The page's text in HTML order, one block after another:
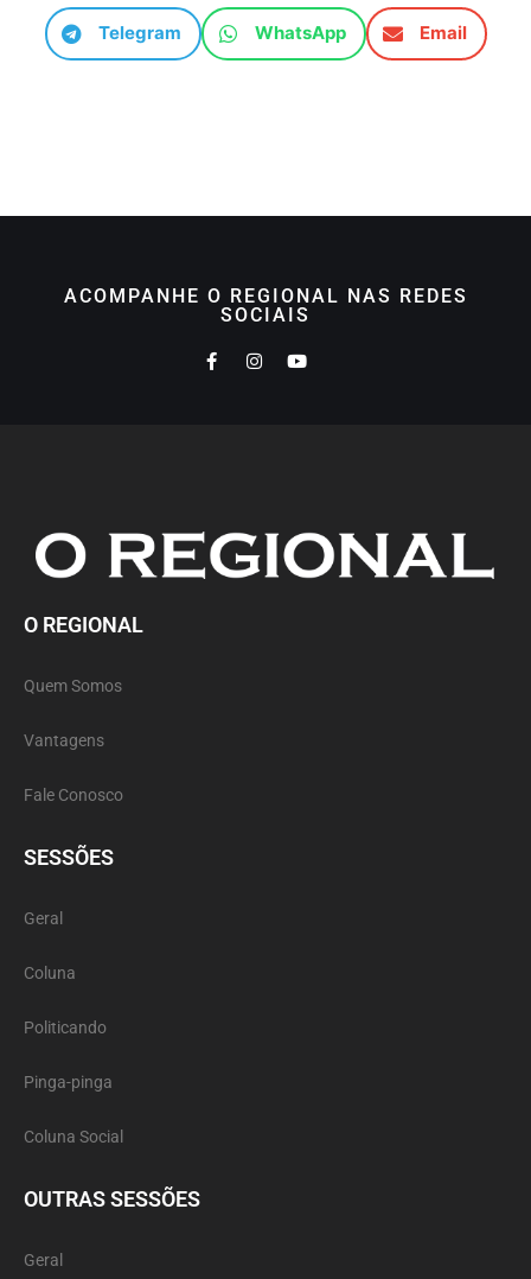
Telegram WhatsApp Email
ACOMPANHE O REGIONAL NAS REDES
SOCIAIS
O REGIONAL
Quem Somos
Vantagens
Fale Conosco
SESSÕES
Geral
Coluna
Politicando
Pinga-pinga
Coluna Social
OUTRAS SESSÕES
Geral